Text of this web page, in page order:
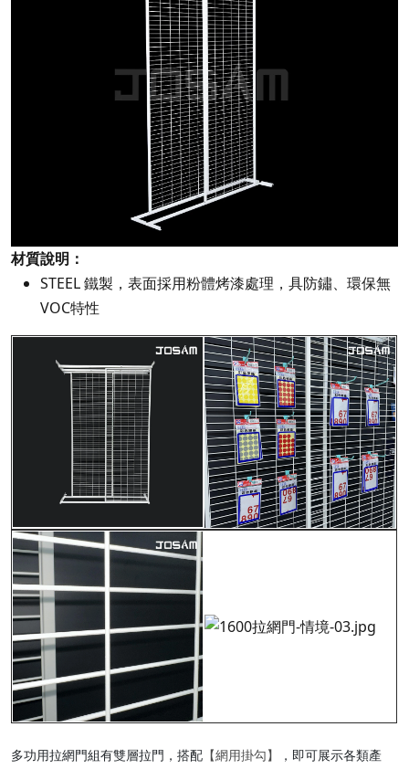
材質說明：
STEEL 鐵製，表面採用粉體烤漆處理，具防鏽、環保無
VOC特性
多功用拉網門組有雙層拉門，搭配 【網用掛勾】
，即可展示各類產